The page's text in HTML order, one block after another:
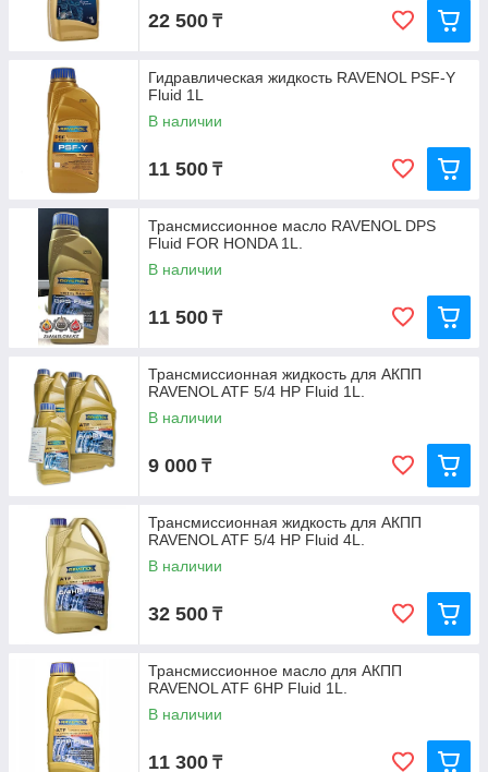
22 500 ₸
Гидравлическая жидкость RAVENOL PSF-Y
Fluid 1L
В наличии
11 500 ₸
Трансмиссионное масло RAVENOL DPS
Fluid FOR HONDA 1L.
В наличии
11 500 ₸
Трансмиссионная жидкость для АКПП
RAVENOL ATF 5/4 HP Fluid 1L.
В наличии
9 000 ₸
Трансмиссионная жидкость для АКПП
RAVENOL ATF 5/4 HP Fluid 4L.
В наличии
32 500 ₸
Трансмиссионное масло для АКПП
RAVENOL ATF 6HP Fluid 1L.
В наличии
11 300 ₸